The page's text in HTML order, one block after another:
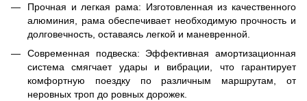
Прочная и легкая рама: Изготовленная из качественного
алюминия, рама обеспечивает необходимую прочность и
долговечность, оставаясь легкой и маневренной.
Современная подвеска: Эффективная амортизационная
система смягчает удары и вибрации, что гарантирует
комфортную поездку по различным маршрутам, от
неровных троп до ровных дорожек.